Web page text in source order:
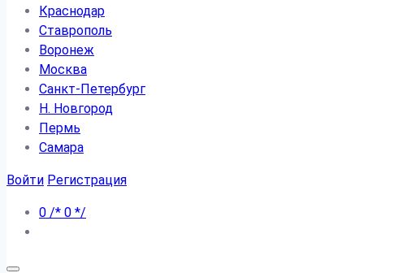
Краснодар
Ставрополь
Воронеж
Москва
Санкт-Петербург
Н. Новгород
Пермь
Самара
Войти Регистрация
0 /* 0 */